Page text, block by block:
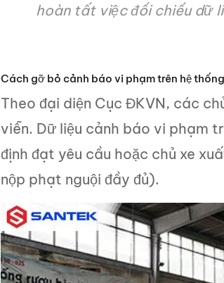
hoàn tất việc đối chiếu dữ
Cách gỡ bỏ cảnh báo vi phạm trên hệ
Theo đại diện Cục ĐKVN, các
viễn. Dữ liệu cảnh báo vi phạm
định đạt yêu cầu hoặc chủ xe
nộp phạt nguội đầy đủ).